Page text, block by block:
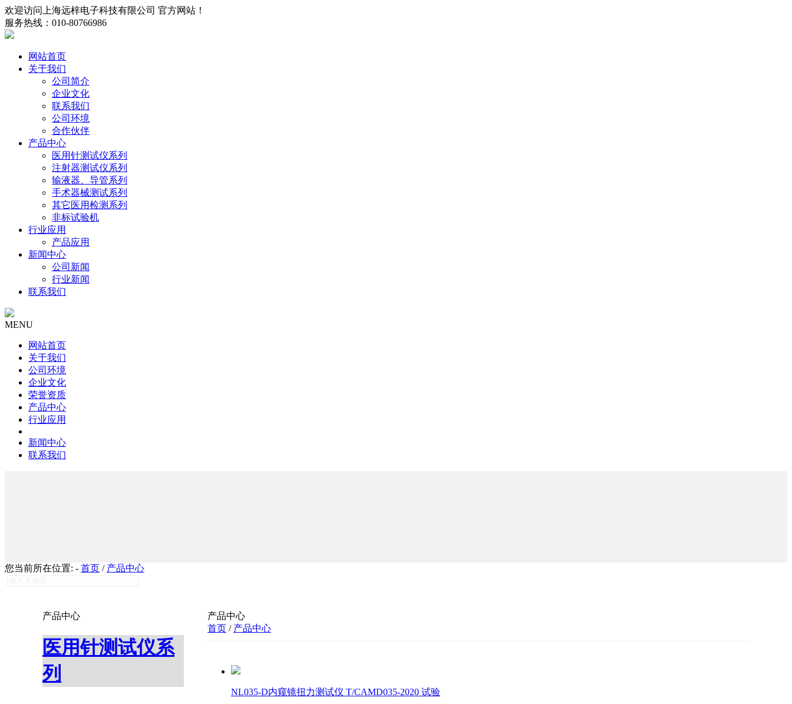
欢迎访问上海远梓电子科技有限公司 官方网站！
服务热线：010-80766986
网站首页
关于我们
公司简介
企业文化
联系我们
公司环境
合作伙伴
产品中心
医用针测试仪系列
注射器测试仪系列
输液器、导管系列
手术器械测试系列
其它医用检测系列
非标试验机
行业应用
产品应用
新闻中心
公司新闻
行业新闻
联系我们
MENU
网站首页
关于我们
公司环境
企业文化
荣誉资质
产品中心
行业应用
新闻中心
联系我们
您当前所在位置: - 首页 / 产品中心
产品中心
医用针测试仪系
列
产品中心
首页 / 产品中心
NL035-D内窥镜扭力测试仪 T/CAMD035-2020 试验